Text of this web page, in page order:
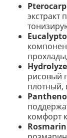
экстракт
рисовый
плотный,
комфорт